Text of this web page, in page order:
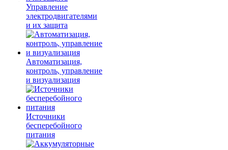
Управление
электродвигателями
и их защита
Автоматизация,
контроль, управление
и визуализация
Источники
бесперебойного
питания